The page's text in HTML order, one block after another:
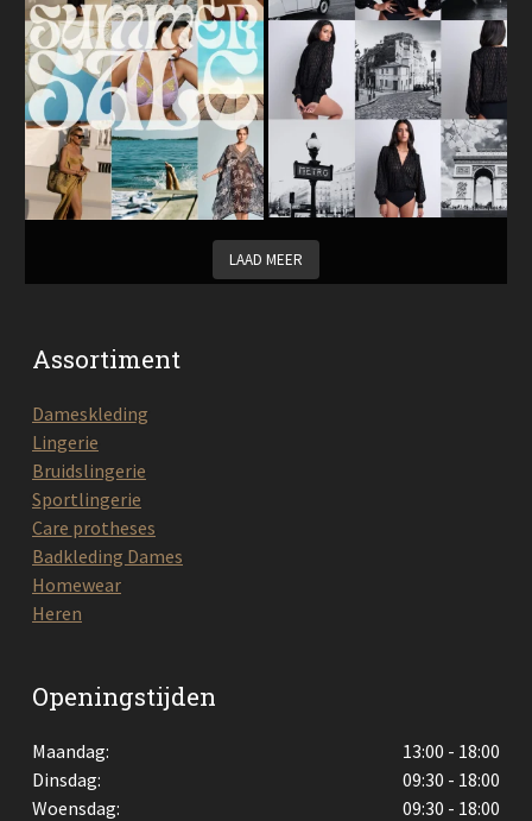
LAAD MEER
Assortiment
Dameskleding
Lingerie
Bruidslingerie
Sportlingerie
Care protheses
Badkleding Dames
Homewear
Heren
Openingstijden
Maandag:
13:00 - 18:00
Dinsdag:
09:30 - 18:00
Woensdag:
09:30 - 18:00